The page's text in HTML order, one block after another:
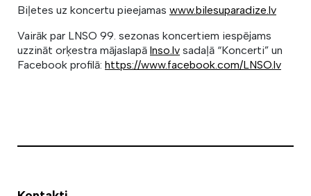
Biļetes uz koncertu pieejamas www.bilesuparadize.lv
Vairāk par LNSO 99. sezonas koncertiem iespējams
uzzināt orķestra mājaslapā lnso.lv sadaļā “Koncerti” un
Facebook profilā: https://www.facebook.com/LNSO.lv